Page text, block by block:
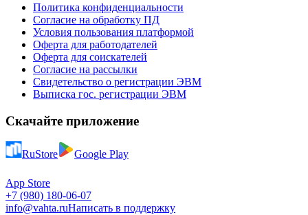
Политика конфиденциальности
Согласие на обработку ПД
Условия пользования платформой
Оферта для работодателей
Оферта для соискателей
Согласие на рассылки
Свидетельство о регистрации ЭВМ
Выписка гос. регистрации ЭВМ
Скачайте приложение
RuStore Google Play
App Store
+7 (980) 180-06-07
info@vahta.ruНаписать в поддержку